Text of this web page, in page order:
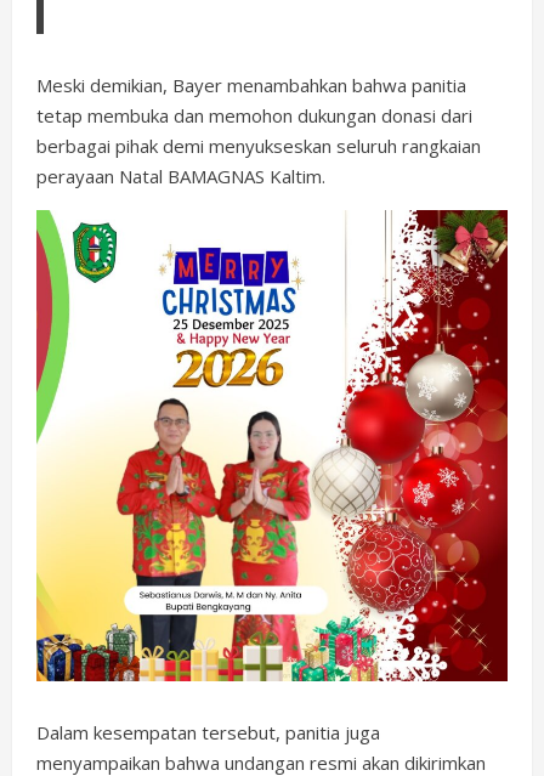
Meski demikian, Bayer menambahkan bahwa panitia
tetap membuka dan memohon dukungan donasi dari
berbagai pihak demi menyukseskan seluruh rangkaian
perayaan Natal BAMAGNAS Kaltim.
Dalam kesempatan tersebut, panitia juga
menyampaikan bahwa undangan resmi akan dikirimkan